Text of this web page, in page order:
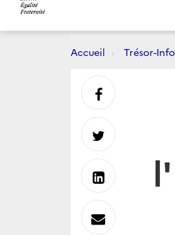
Accueil Trésor-Info
Partager
sur
Facebook
Partager
sur
Partager
sur
Envoyer